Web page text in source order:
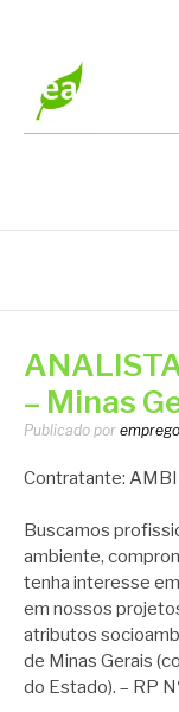
conteúdo
– Minas
Publicado por
Contratante:
Buscamos
ambiente,
tenha interesse
em nossos
atributos
de Minas Gerais
do Estado). – RP